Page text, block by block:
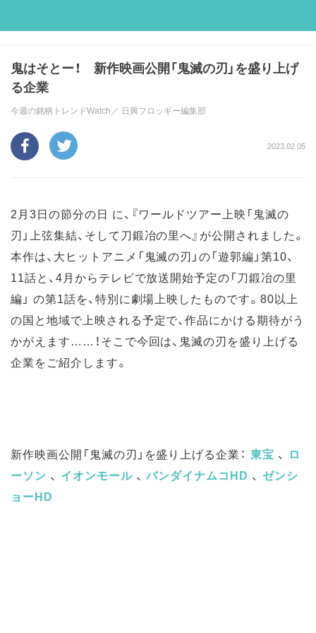
鬼はそとー！ 新作映画公開「鬼滅の刃」を盛り上げ
る企業
今週の銘柄トレンドWatch／ 日興フロッギー編集部
2023.02.05
2月3日の節分の日 に、『ワールドツアー上映「鬼滅の
刃」上弦集結、そして刀鍛冶の里へ』が公開されました。
本作は、大ヒットアニメ「鬼滅の刃」の「遊郭編」第10、
11話と、4月からテレビで放送開始予定の「刀鍛冶の里
編」 の第1話を、特別に劇場上映したものです。80以上
の国と地域で上映される予定で、作品にかける期待がう
かがえます……！そこで今回は、鬼滅の刃を盛り上げる
企業をご紹介します。
新作映画公開「鬼滅の刃」を盛り上げる企業：東宝 、 ロ
ーソン 、 イオンモール、バンダイナムコHD 、 ゼンシ
ョーHD